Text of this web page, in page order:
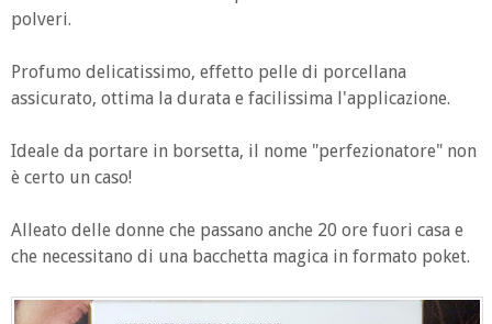
polveri.
Profumo delicatissimo, effetto pelle di porcellana
assicurato, ottima la durata e facilissima l'applicazione.
Ideale da portare in borsetta, il nome "perfezionatore" non
è certo un caso!
Alleato delle donne che passano anche 20 ore fuori casa e
che necessitano di una bacchetta magica in formato poket.